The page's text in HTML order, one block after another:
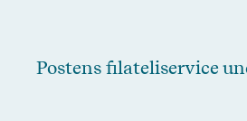
Postens filateliservice